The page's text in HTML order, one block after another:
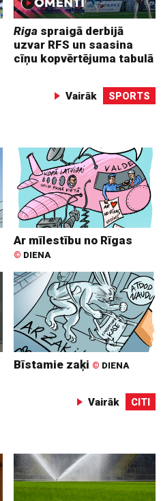
Riga spraigā derbijā
uzvar RFS un saasina
cīņu kopvērtējuma tabulā
Vairāk SPORTS
Ar mīlestību no Rīgas
© DIENA
Bīstamie zaķi © DIENA
Vairāk CITI